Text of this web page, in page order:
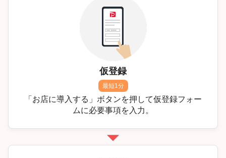
仮登録
最短1分
「お店に導入する」ボタンを押して仮登録フォー
ムに必要事項を入力。